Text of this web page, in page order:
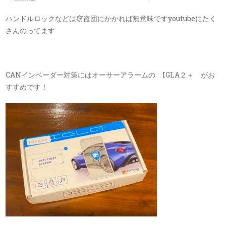
ハンドルロックなどは窃盗団にかかれば無意味ですyoutubeにたく
さんのってます
CANインベーダー対策にはオーサーアラームの IGLA２＋ がお
すすめです！